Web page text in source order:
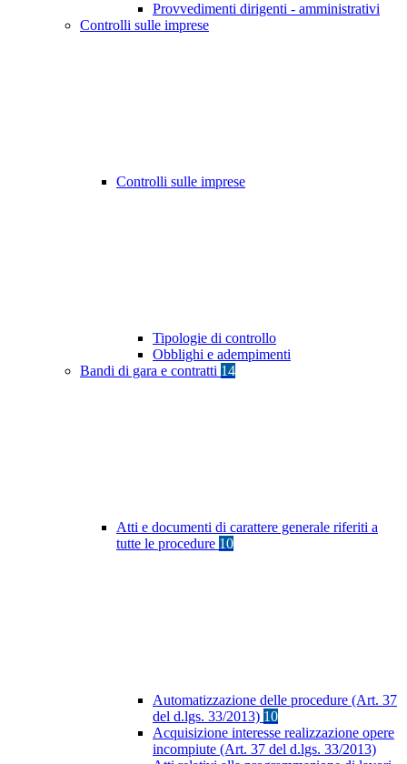
Provvedimenti dirigenti - amministrativi
Controlli sulle imprese
Controlli sulle imprese
Tipologie di controllo
Obblighi e adempimenti
Bandi di gara e contratti 14
Atti e documenti di carattere generale riferiti a
tutte le procedure 10
Automatizzazione delle procedure (Art. 37
del d.lgs. 33/2013) 10
Acquisizione interesse realizzazione opere
incompiute (Art. 37 del d.lgs. 33/2013)